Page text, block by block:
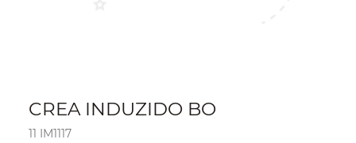
CREA INDUZIDO BO
11 IM1117